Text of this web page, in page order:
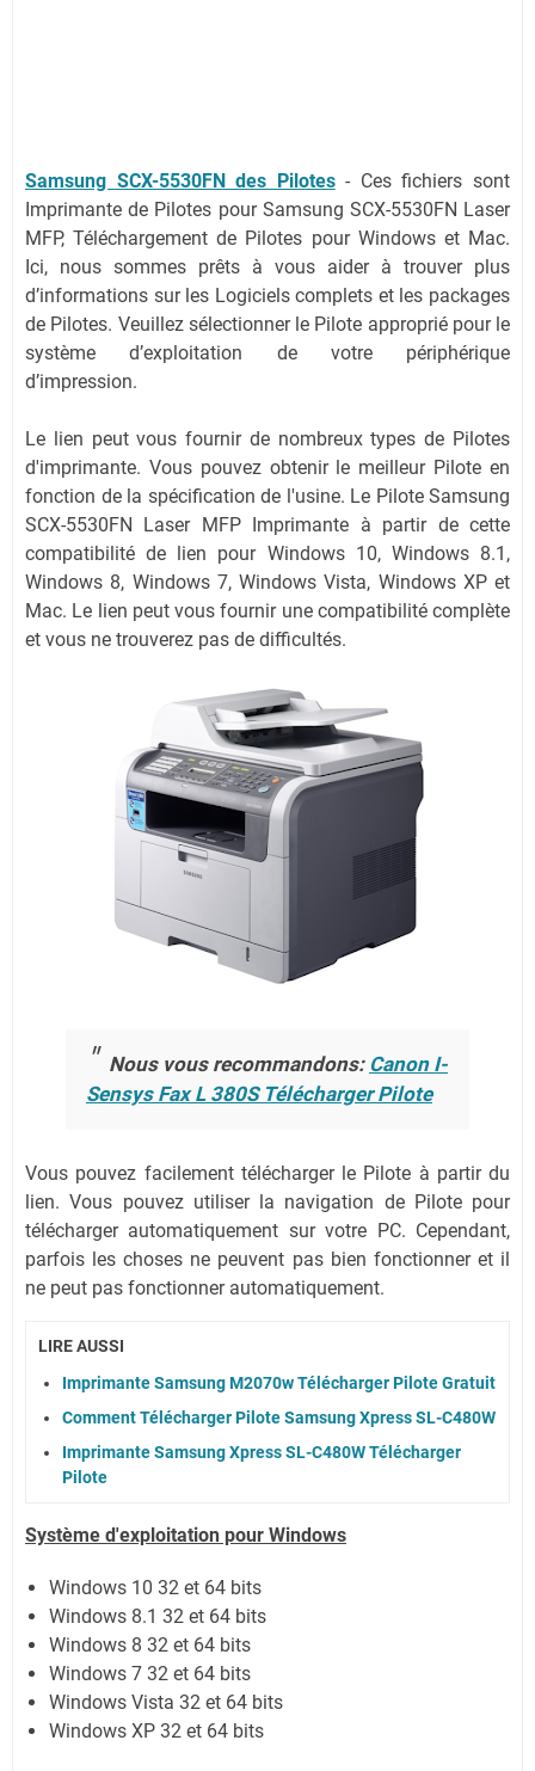
Samsung SCX-5530FN des Pilotes - Ces fichiers sont
Imprimante de Pilotes pour Samsung SCX-5530FN Laser
MFP, Téléchargement de Pilotes pour Windows et Mac.
Ici, nous sommes prêts à vous aider à trouver plus
d’informations sur les Logiciels complets et les packages
de Pilotes. Veuillez sélectionner le Pilote approprié pour le
système d’exploitation de votre périphérique
d’impression.
Le lien peut vous fournir de nombreux types de Pilotes
d'imprimante. Vous pouvez obtenir le meilleur Pilote en
fonction de la spécification de l'usine. Le Pilote Samsung
SCX-5530FN Laser MFP Imprimante à partir de cette
compatibilité de lien pour Windows 10, Windows 8.1,
Windows 8, Windows 7, Windows Vista, Windows XP et
Mac. Le lien peut vous fournir une compatibilité complète
et vous ne trouverez pas de difficultés.
Nous vous recommandons: Canon I-
Sensys Fax L 380S Télécharger Pilote
Vous pouvez facilement télécharger le Pilote à partir du
lien.Vous pouvez utiliser la navigation de Pilote pour
télécharger automatiquement sur votre PC. Cependant,
parfois les choses ne peuvent pas bien fonctionner et il
ne peut pas fonctionner automatiquement.
LIRE AUSSI
Imprimante Samsung M2070w Télécharger Pilote Gratuit
Comment Télécharger Pilote Samsung Xpress SL-C480W
Imprimante Samsung Xpress SL-C480W Télécharger
Pilote
Système d'exploitation pour Windows
Windows 10 32 et 64 bits
Windows 8.1 32 et 64 bits
Windows 8 32 et 64 bits
Windows 7 32 et 64 bits
Windows Vista 32 et 64 bits
Windows XP 32 et 64 bits